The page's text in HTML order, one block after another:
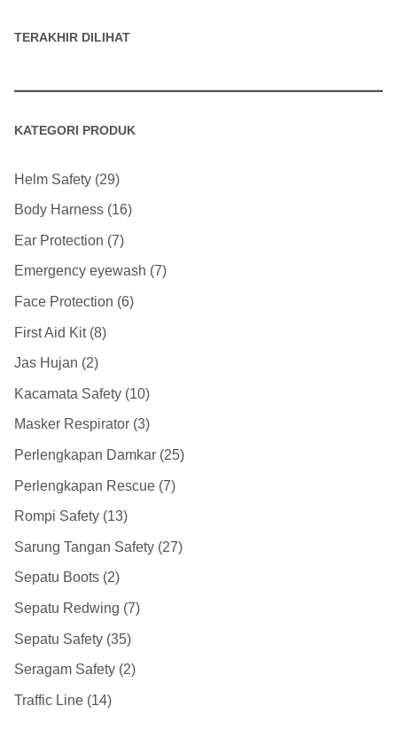
TERAKHIR DILIHAT
KATEGORI PRODUK
Helm Safety 29
Body Harness 16
Ear Protection 7
Emergency eyewash 7
Face Protection 6
First Aid Kit 8
Jas Hujan 2
Kacamata Safety 10
Masker Respirator 3
Perlengkapan Damkar 25
Perlengkapan Rescue 7
Rompi Safety 13
Sarung Tangan Safety 27
Sepatu Boots 2
Sepatu Redwing 7
Sepatu Safety 35
Seragam Safety 2
Traffic Line 14